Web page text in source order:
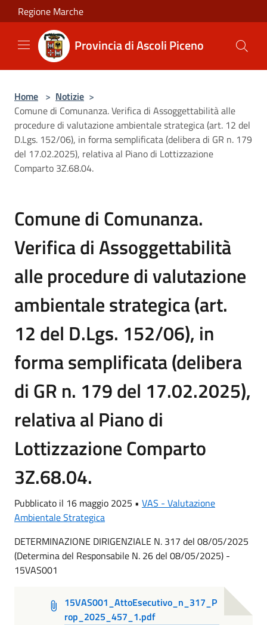
Salta al contenuto principale
Regione Marche
Provincia di Ascoli Piceno
Home > Notizie >
Comune di Comunanza. Verifica di Assoggettabilità alle
procedure di valutazione ambientale strategica (art. 12 del
D.Lgs. 152/06), in forma semplificata (delibera di GR n. 179
del 17.02.2025), relativa al Piano di Lottizzazione
Comparto 3Z.68.04.
Comune di Comunanza.
Verifica di Assoggettabilità
alle procedure di valutazione
ambientale strategica (art.
12 del D.Lgs. 152/06), in
forma semplificata (delibera
di GR n. 179 del 17.02.2025),
relativa al Piano di
Lottizzazione Comparto
3Z.68.04.
Pubblicato il 16 maggio 2025 • VAS - Valutazione
Ambientale Strategica
DETERMINAZIONE DIRIGENZIALE N. 317 del 08/05/2025
(Determina del Responsabile N. 26 del 08/05/2025) -
15VAS001
15VAS001_AttoEsecutivo_n_317_P
rop_2025_457_1.pdf